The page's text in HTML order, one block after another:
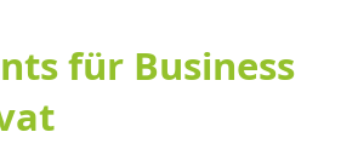
für Business